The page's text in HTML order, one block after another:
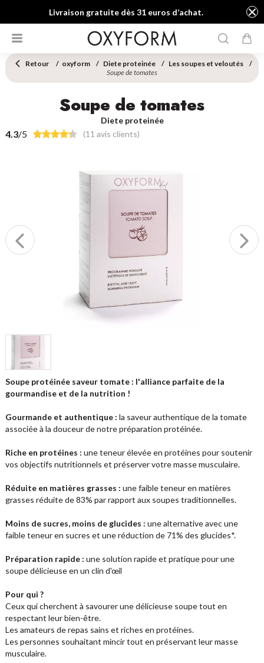
Livraison gratuite dès 31 euros d’achat.
Retour oxyform Diete proteinée
Les soupes et veloutés
Soupe de tomates
Soupe de tomates
Diete proteinée
4.3/5 (11 avis clients)
Soupe protéinée saveur tomate : l'alliance parfaite de la
gourmandise et de la nutrition !
Gourmande et authentique : la saveur authentique de la tomate
associée à la douceur de notre préparation protéinée.
Riche en protéines : une teneur élevée en protéines pour soutenir
vos objectifs nutritionnels et préserver votre masse musculaire.
Réduite en matières grasses : une faible teneur en matières
grasses réduite de 83% par rapport aux soupes traditionnelles.
Moins de sucres, moins de glucides : une alternative avec une
faible teneur en sucres et une réduction de 71% des glucides*.
Préparation rapide : une solution rapide et pratique pour une
soupe délicieuse en un clin d'œil
Pour qui ?
Ceux qui cherchent à savourer une délicieuse soupe tout en
respectant leur bien-être.
Les amateurs de repas sains et riches en protéines.
Les personnes souhaitant mincir tout en préservant leur masse
musculaire.